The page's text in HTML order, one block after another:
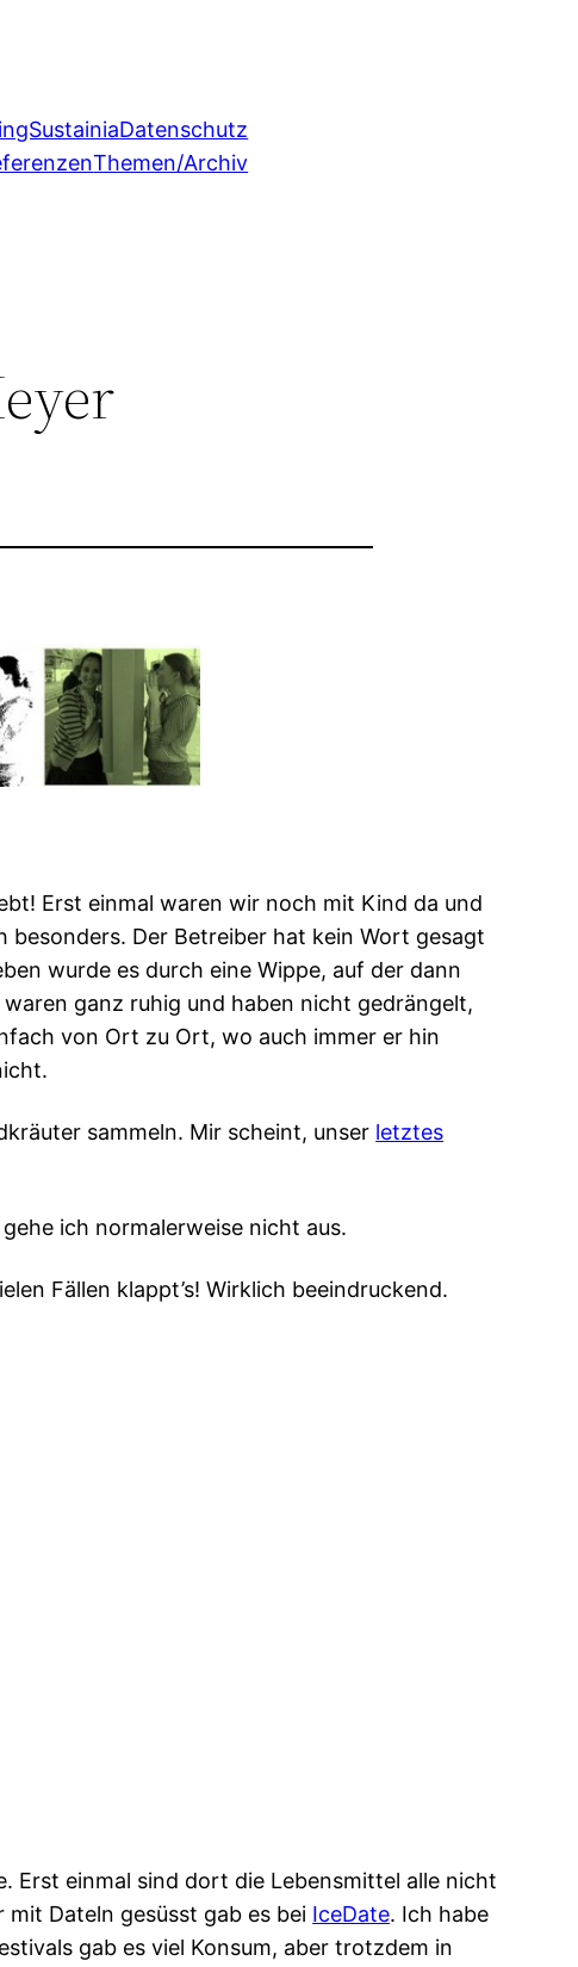
Datenschutz
Themen/Archiv
Erst einmal waren wir noch mit Kind da und
besonders. Der Betreiber hat kein Wort gesagt
wurde es durch eine Wippe, auf der dann
ganz ruhig und haben nicht gedrängelt,
von Ort zu Ort, wo auch immer er hin
sammeln. Mir scheint, unser letztes
ich normalerweise nicht aus.
Fällen klappt’s! Wirklich beeindruckend.
Erst einmal sind dort die Lebensmittel alle nicht
Dateln gesüsst gab es bei IceDate. Ich habe
gab es viel Konsum, aber trotzdem in